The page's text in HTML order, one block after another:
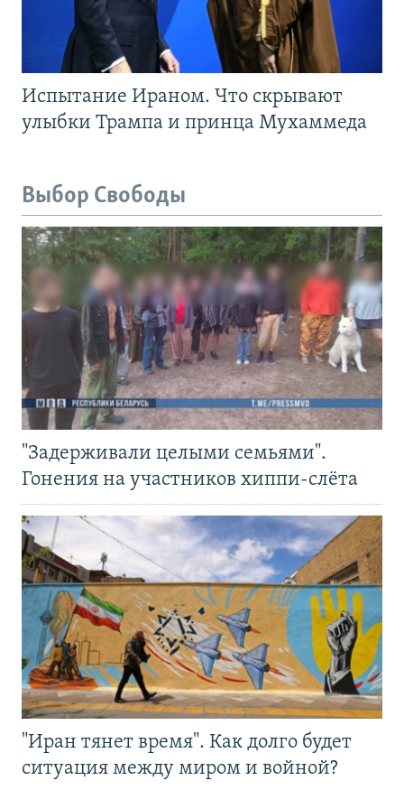
Испытание Ираном. Что скрывают
улыбки Трампа и принца Мухаммеда
Выбор Свободы
"Задерживали целыми семьями".
Гонения на участников хиппи-слёта
"Иран тянет время". Как долго будет
ситуация между миром и войной?